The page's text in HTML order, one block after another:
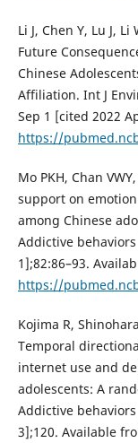
Li J, Chen Y, Lu J,
Future
Chinese
Affiliation. Int J
Sep 1 [cited 2022
https://
Mo PKH, Chan
support on
among Chinese
Addictive
1];82:86–93.
https://
Kojima R,
Temporal
internet use and
adolescents: A
Addictive
3];120. Available